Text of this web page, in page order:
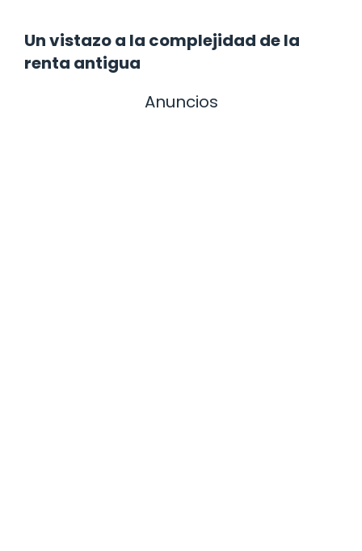
Un vistazo a la complejidad de la
renta antigua
Anuncios